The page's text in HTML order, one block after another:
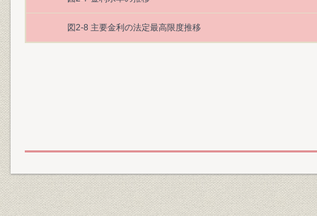
図2-8 主要金利の法定最高限度推移